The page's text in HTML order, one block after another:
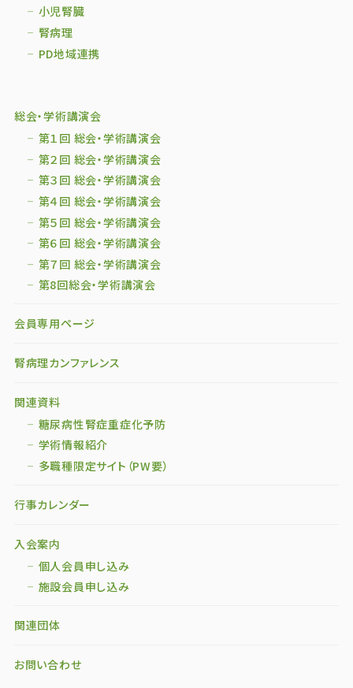
小児腎臓
腎病理
PD地域連携
総会・学術講演会
第１回 総会・学術講演会
第２回 総会・学術講演会
第３回 総会・学術講演会
第４回 総会・学術講演会
第５回 総会・学術講演会
第６回 総会・学術講演会
第７回 総会・学術講演会
第8回総会・学術講演会
会員専用ページ
腎病理カンファレンス
関連資料
糖尿病性腎症重症化予防
学術情報紹介
多職種限定サイト（PW要）
行事カレンダー
入会案内
個人会員申し込み
施設会員申し込み
関連団体
お問い合わせ